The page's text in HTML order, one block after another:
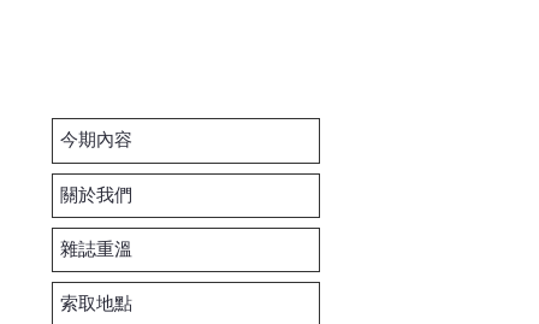
今期內容
關於我們
雜誌重溫
索取地點